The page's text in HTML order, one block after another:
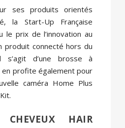
ses produits orientés
la Start-Up Française
le prix de l’innovation au
produit connecté hors du
s’agit d’une brosse à
en profite également pour
caméra Home Plus
CHEVEUX HAIR